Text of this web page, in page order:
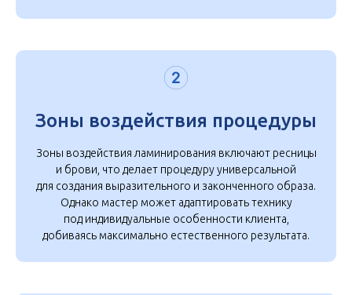
Зоны воздействия процедуры
Зоны воздействия ламинирования включают ресницы
и брови, что делает процедуру универсальной
для создания выразительного и законченного образа.
Однако мастер может адаптировать технику
под индивидуальные особенности клиента,
добиваясь максимально естественного результата.